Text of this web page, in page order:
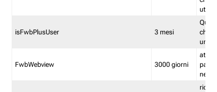
utenti
isFwbPlusUser 3 mesi
che
una
FwbWebview 3000 giorni
attiva